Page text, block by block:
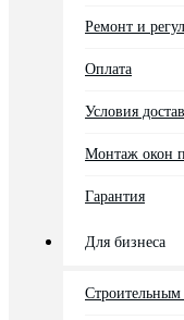
Ремонт и
Оплата
Условия
Монтаж окон
Гарантия
Для бизнеса